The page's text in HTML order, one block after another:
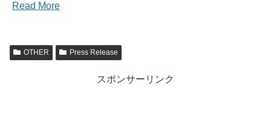
Read More
OTHER Press Release
スポンサーリンク